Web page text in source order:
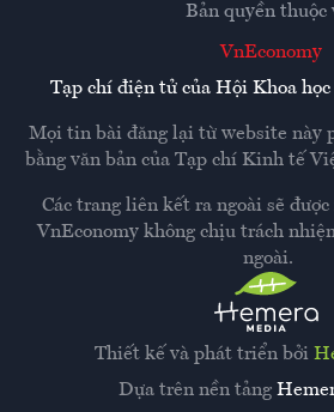
Thiết kế và phát triển bởi
Dựa trên nền tảng
Bản quyền thuộc
VnEconomy
Tạp chí điện tử của Hội Khoa
Mọi tin bài đăng lại từ website này
bằng văn bản của Tạp chí Kinh tế
Các trang liên kết ra ngoài sẽ được
VnEconomy không chịu trách
ngoài.